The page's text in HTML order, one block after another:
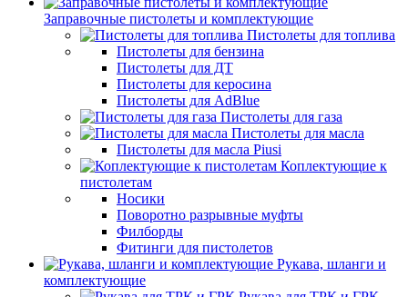
Заправочные пистолеты и комплектующие
Пистолеты для топлива
Пистолеты для бензина
Пистолеты для ДТ
Пистолеты для керосина
Пистолеты для AdBlue
Пистолеты для газа
Пистолеты для масла
Пистолеты для масла Piusi
Коплектующие к
пистолетам
Носики
Поворотно разрывные муфты
Филборды
Фитинги для пистолетов
Рукава, шланги и
комплектующие